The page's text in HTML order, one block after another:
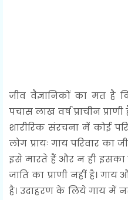
जीव वैज्ञानिकों का मत
पचास लाख वर्ष प्राचीन
शारीरिक संरचना में कोई
लोग प्रायः गाय परिवार
इसे मारते हैं और न ही इसका
जाति का प्राणी नहीं है।
है। उदाहरण के लिये गाय में